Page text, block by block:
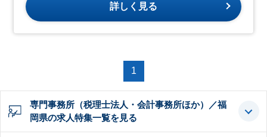
詳しく見る
1
専門事務所（税理士法人・会計事務所ほか）／福
岡県の求人特集一覧を見る